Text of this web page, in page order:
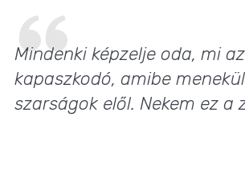
Mindenki képzelje oda, mi
kapaszkodó, amibe
szarságok elől. Nekem ez a